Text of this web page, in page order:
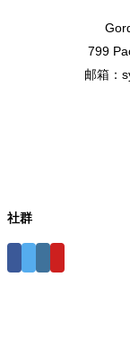
799
邮箱：
社群